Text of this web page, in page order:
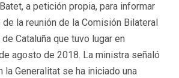
a petición propia, para informar
la reunión de la Comisión Bilateral
Cataluña que tuvo lugar en
agosto de 2018. La ministra señaló
la Generalitat se ha iniciado una